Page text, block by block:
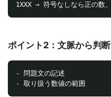
ポイント2：文脈から判断
- 問題文の記述